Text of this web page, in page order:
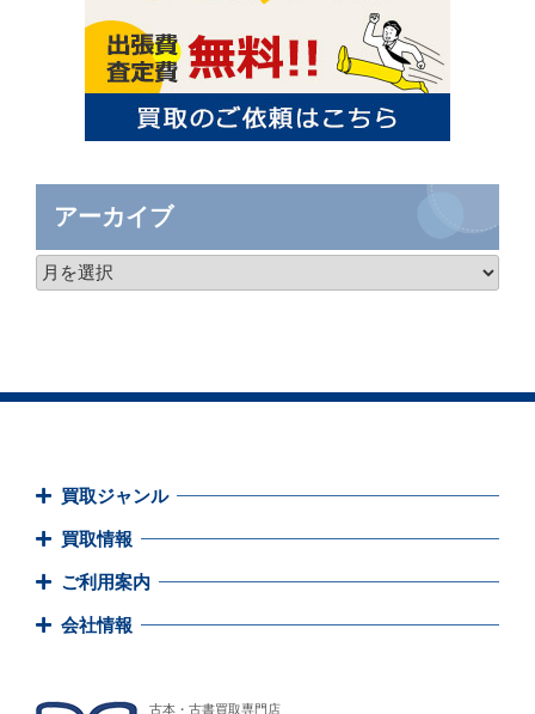
アーカイブ
買取ジャンル
買取情報
ご利用案内
会社情報
古本・古書買取専門店